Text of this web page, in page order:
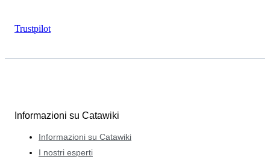
Trustpilot
Informazioni su Catawiki
Informazioni su Catawiki
I nostri esperti